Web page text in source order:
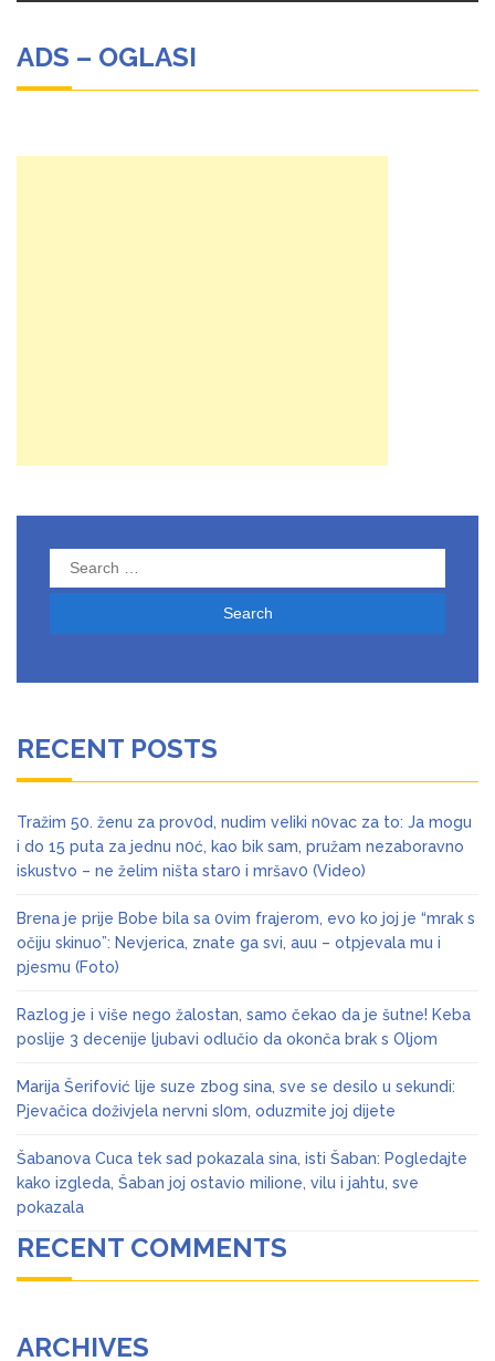
ADS – OGLASI
Search
for:
RECENT POSTS
Tražim 50. ženu za prov0d, nudim veIiki n0vac za to: Ja mogu
i do 15 puta za jednu n0ć, kao bik sam, pružam nezaboravno
iskustvo – ne želim ništa star0 i mršav0 (Video)
Brena je prije Bobe bila sa 0vim frajerom, evo ko joj je “mrak s
očiju skinuo”: Nevjerica, znate ga svi, auu – otpjevala mu i
pjesmu (Foto)
Razlog je i više nego žalostan, samo čekao da je šutne! Keba
poslije 3 decenije ljubavi odlučio da okonča brak s Oljom
Marija Šerifović lije suze zbog sina, sve se desilo u sekundi:
Pjevačica doživjela nervni sI0m, oduzmite joj dijete
Šabanova Cuca tek sad pokazala sina, isti Šaban: Pogledajte
kako izgleda, Šaban joj ostavio miIione, vilu i jahtu, sve
pokazala
RECENT COMMENTS
ARCHIVES